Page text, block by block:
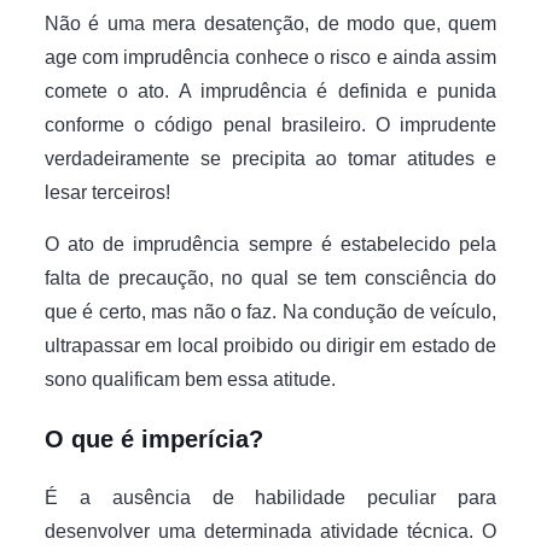
Não é uma mera desatenção, de modo que, quem
age com imprudência conhece o risco e ainda assim
comete o ato. A imprudência é definida e punida
conforme o código penal brasileiro. O imprudente
verdadeiramente se precipita ao tomar atitudes e
lesar terceiros!
O ato de imprudência sempre é estabelecido pela
falta de precaução, no qual se tem consciência do
que é certo, mas não o faz. Na condução de veículo,
ultrapassar em local proibido ou dirigir em estado de
sono qualificam bem essa atitude.
O que é imperícia?
É a ausência de habilidade peculiar para
desenvolver uma determinada atividade técnica. O